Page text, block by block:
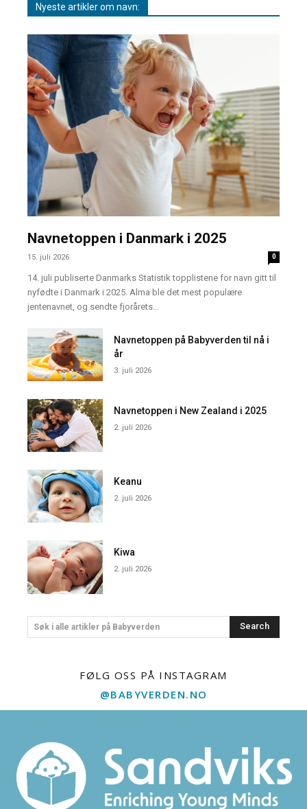
Nyeste artikler om navn:
Navnetoppen i Danmark i 2025
15. juli 2026 0
14. juli publiserte Danmarks Statistik topplistene for navn gitt til
nyfødte i Danmark i 2025. Alma ble det mest populære
jentenavnet, og sendte fjorårets...
Navnetoppen på Babyverden til nå i
år
3. juli 2026
Navnetoppen i New Zealand i 2025
2. juli 2026
Keanu
2. juli 2026
Kiwa
2. juli 2026
Søk i alle artikler på Babyverden Search
FØLG OSS PÅ INSTAGRAM
@BABYVERDEN.NO